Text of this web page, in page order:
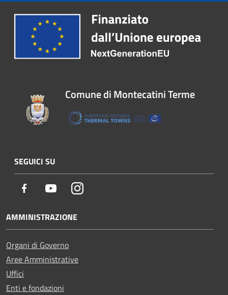
Comune di Montecatini Terme
SEGUICI SU
Facebook YoutubeInstagram
AMMINISTRAZIONE
Organi di Governo
Aree Amministrative
Uffici
Enti e fondazioni